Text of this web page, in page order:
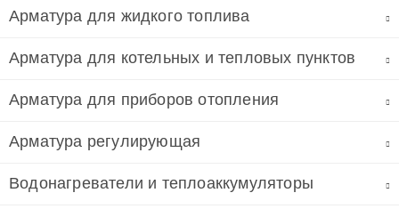
Арматура для жидкого топлива
Арматура для котельных и тепловых пунктов
Арматура для приборов отопления
Арматура регулирующая
Водонагреватели и теплоаккумуляторы